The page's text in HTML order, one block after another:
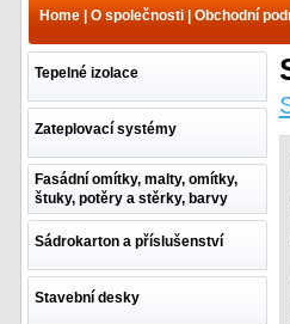
materiálů
Home| O společnosti| Obchodní
Tepelné izolace
Zateplovací systémy
Fasádní omítky, malty, omítky,
štuky, potěry a stěrky, barvy
Sádrokarton a příslušenství
Stavební desky